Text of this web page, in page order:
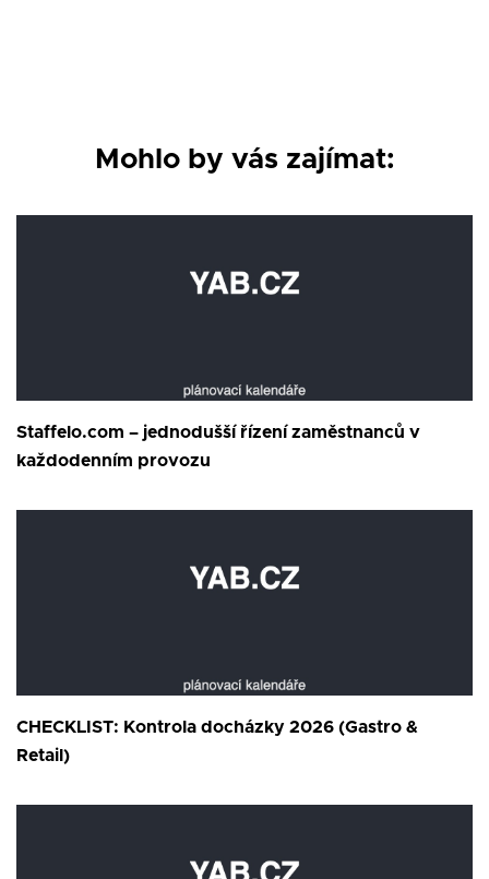
Mohlo by vás zajímat:
Staffelo.com – jednodušší řízení zaměstnanců v
každodenním provozu
CHECKLIST: Kontrola docházky 2026 (Gastro &
Retail)